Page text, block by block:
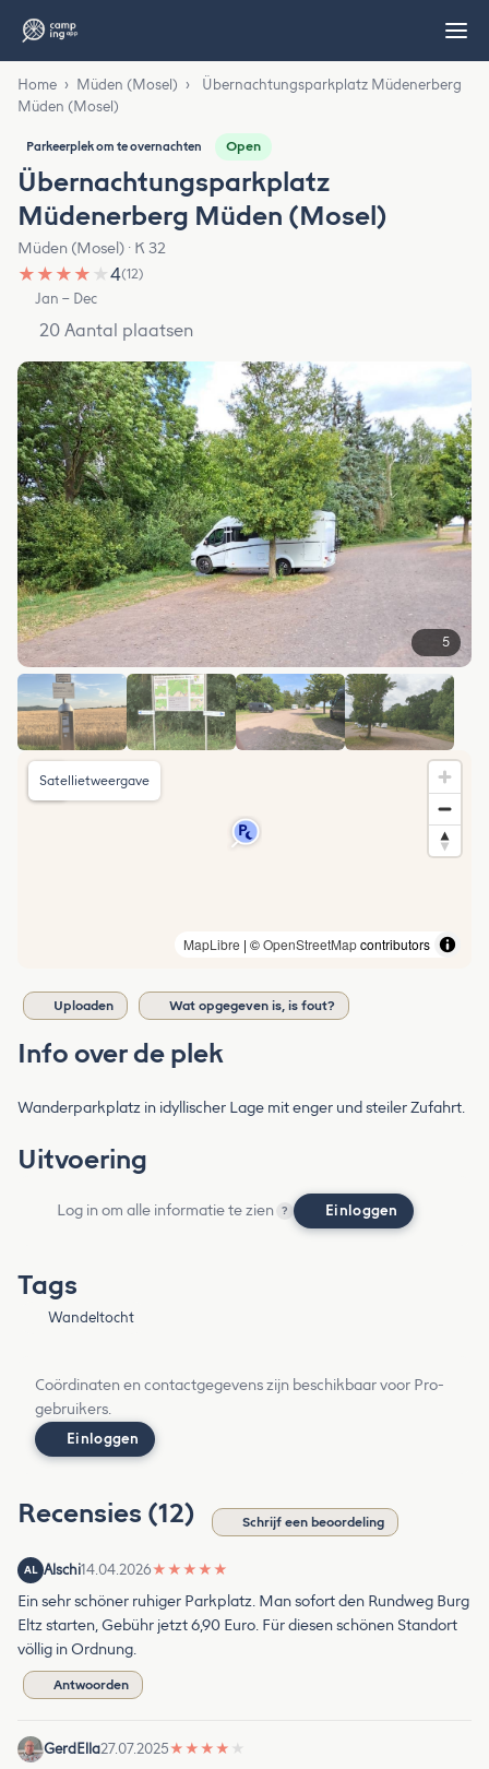
Home › Müden (Mosel) ›
Übernachtungsparkplatz Müdenerberg
Müden (Mosel)
Parkeerplek om te overnachten Open
Übernachtungsparkplatz
Müdenerberg Müden (Mosel)
Müden (Mosel) · K 32
★ ★ ★ ★ ★4(12)
Jan – Dec
20 Aantal plaatsen
5
MapLibre | ©OpenStreetMapcontributors
Satellietweergave
Uploaden Wat opgegeven is, is fout?
Info over de plek
Wanderparkplatz in idyllischer Lage mit enger und steiler Zufahrt.
Uitvoering
Log in om alle informatie te zien ? Einloggen
Tags
Wandeltocht
Coördinaten en contactgegevens zijn beschikbaar voor Pro-
gebruikers.
Einloggen
Recensies (12) Schrijf een beoordeling
AL Alschi14.04.2026★ ★ ★ ★ ★
Ein sehr schöner ruhiger Parkplatz. Man sofort den Rundweg Burg
Eltz starten, Gebühr jetzt 6,90 Euro. Für diesen schönen Standort
völlig in Ordnung.
Antwoorden
GerdElla27.07.2025★ ★ ★ ★ ★